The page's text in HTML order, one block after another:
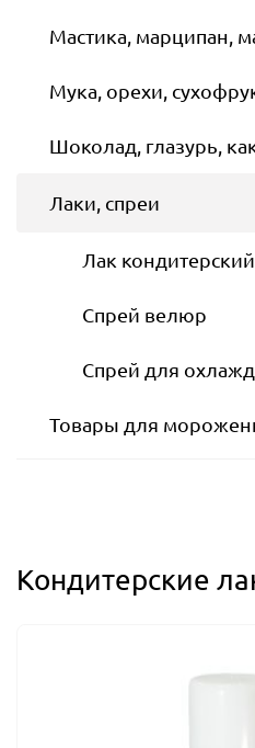
Мастика, марципан,
Мука, орехи,
Шоколад, глазурь,
Лаки, спреи
Лак кондитерский
Спрей велюр
Спрей для
Товары для
Кондитерские